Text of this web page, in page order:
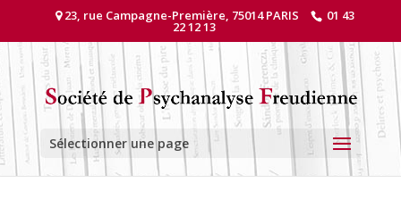
23, rue Campagne-Première, 75014 PARIS 01 43
22 12 13
Sélectionner une page